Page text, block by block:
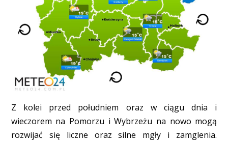
Z kolei przed południem oraz w ciągu dnia i
wieczorem na Pomorzu i Wybrzeżu na nowo mogą
rozwijać się liczne oraz silne mgły i zamglenia.